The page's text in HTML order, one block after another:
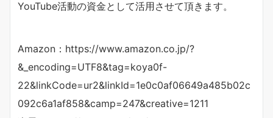
YouTube活動の資金として活用させて頂きます。
Amazon：https://www.amazon.co.jp/?
&_encoding=UTF8&tag=koya0f-
22&linkCode=ur2&linkId=1e0c0af06649a485b02c
092c6a1af858&camp=247&creative=1211